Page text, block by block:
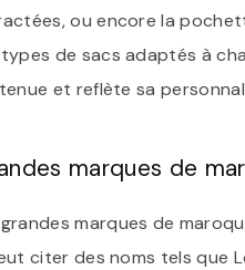
ou encore la
de sacs adaptés à
et reflète sa
marques de
marques de
citer des noms tels que